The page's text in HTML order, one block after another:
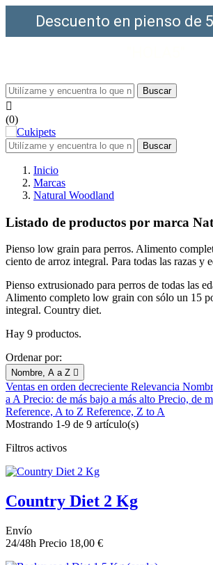
Descuento en pienso de
Buscar

(0)
Buscar
Inicio
Marcas
Natural Woodland
Listado de productos por marca
Pienso low grain para perros. Alimento
ciento de arroz integral. Para todas las razas y
Pienso extrusionado para perros de todas las
Alimento completo low grain con sólo un 15
integral. Country diet.
Hay 9 productos.
Ordenar por:
Nombre, A a Z 
Ventas en orden decreciente Relevancia
a A Precio: de más bajo a más alto Precio, de
Reference, A to Z Reference, Z to A
Mostrando 1-9 de 9 artículo(s)
Filtros activos
Country Diet 2 Kg
Envío
24/48h Precio 18,00 €